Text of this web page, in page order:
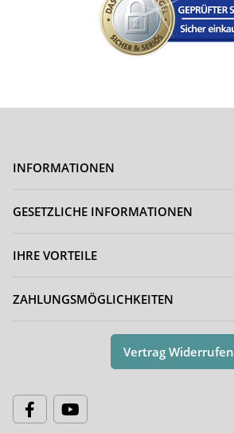
INFORMATIONEN
GESETZLICHE INFORMATIONEN
IHRE VORTEILE
ZAHLUNGSMÖGLICHKEITEN
Vertrag Widerrufen